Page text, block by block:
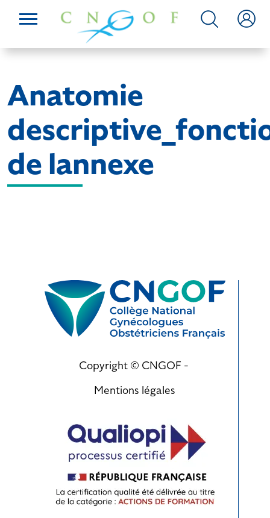
Anatomie
de lannexe
Copyright © CNGOF -
Mentions légales